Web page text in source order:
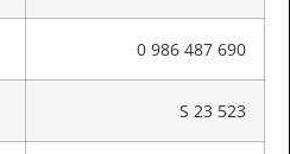
0 986 487 690
S 23 523